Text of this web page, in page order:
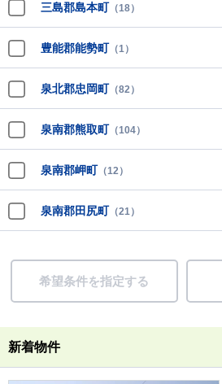
三島郡島本町 （18）
豊能郡能勢町 （1）
泉北郡忠岡町 （82）
泉南郡熊取町 （104）
泉南郡岬町 （12）
泉南郡田尻町 （21）
希望条件を指定する
新着物件